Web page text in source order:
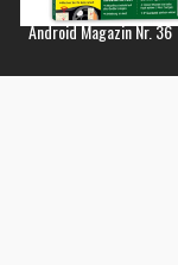
Android Magazin Nr. 36